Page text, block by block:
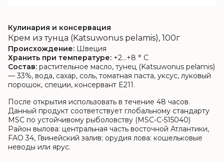
Кулинария и консервация
Крем из тунца (Katsuwonus pelamis), 100г
Происхождение: Швеция
Хранить при температуре: +2…+8 ° C
Состав: растительное масло, тунец (Katsuwonus pelamis)
— 33%, вода, сахар, соль, томатная паста, уксус, луковый
порошок, специи, консервант E211.
После открытия использовать в течение 48 часов.
Данный продукт соответствует глобальному стандарту
MSC по устойчивому рыболовству (MSC-C-515040)
Район вылова: центральная часть восточной Атлантики,
FAO 34, Гвинейский залив; орудия лова: кошельковые
неводы или ярус.